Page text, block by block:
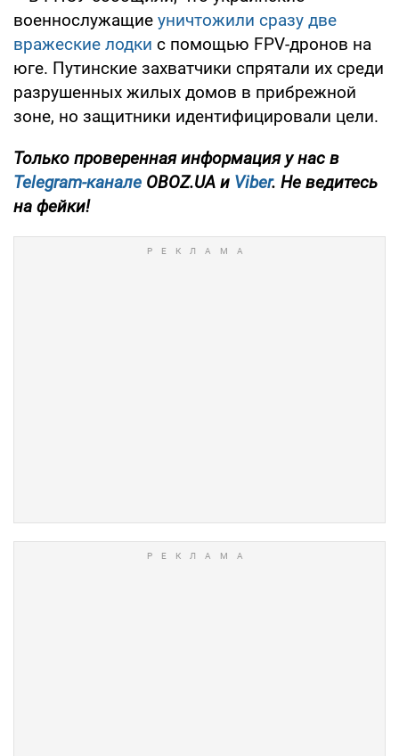
военнослужащие уничтожили сразу две
вражеские лодки с помощью FPV-дронов на
юге. Путинские захватчики спрятали их среди
разрушенных жилых домов в прибрежной
зоне, но защитники идентифицировали цели.
Только проверенная информация у нас в
Telegram-канале OBOZ.UA и Viber. Не ведитесь
на фейки!